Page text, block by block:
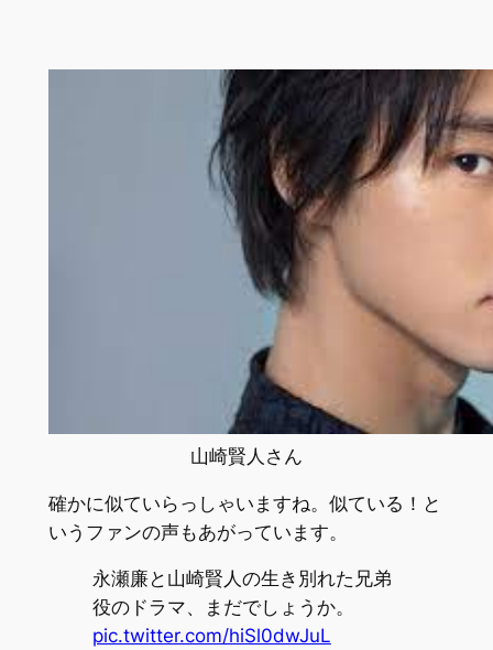
山崎賢人さん
確かに似ていらっしゃいますね。似ている！と
いうファンの声もあがっています。
永瀬廉と山崎賢人の生き別れた兄弟
役のドラマ、まだでしょうか。
pic.twitter.com/hiSl0dwJuL